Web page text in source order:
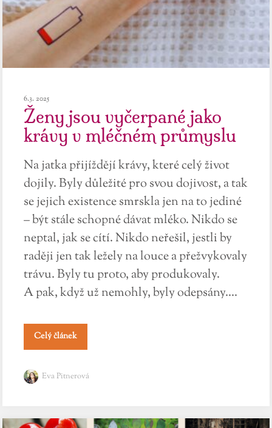
6.3. 2025
Ženy jsou vyčerpané jako
krávy v mléčném průmyslu
Na jatka přijíždějí krávy, které celý život
dojily. Byly důležité pro svou dojivost, a tak
se jejich existence smrskla jen na to jediné
– být stále schopné dávat mléko. Nikdo se
neptal, jak se cítí. Nikdo neřešil, jestli by
raději jen tak ležely na louce a přežvykovaly
trávu. Byly tu proto, aby produkovaly.
A pak, když už nemohly, byly odepsány....
Celý článek
Eva Pitnerová